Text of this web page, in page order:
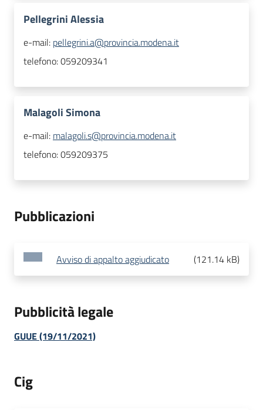
Pellegrini Alessia
e-mail: pellegrini.a@provincia.modena.it
telefono:059209341
Malagoli Simona
e-mail: malagoli.s@provincia.modena.it
telefono:059209375
Pubblicazioni
Avviso di appalto aggiudicato (121.14 kB)
Pubblicità legale
GUUE (19/11/2021)
Cig